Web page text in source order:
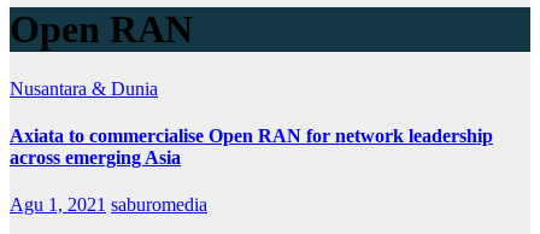
Open RAN
Nusantara & Dunia
Axiata to commercialise Open RAN for network leadership
across emerging Asia
Agu 1, 2021 saburomedia